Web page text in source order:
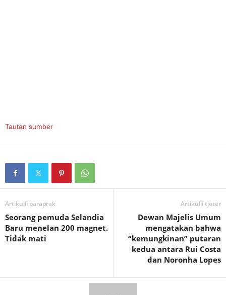
Tautan sumber
Artikulli paraprak
Seorang pemuda Selandia
Baru menelan 200 magnet.
Tidak mati
Artikulli tjetër
Dewan Majelis Umum
mengatakan bahwa
“kemungkinan” putaran
kedua antara Rui Costa
dan Noronha Lopes